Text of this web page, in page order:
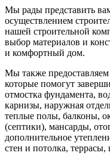
Мы рады представить
осуществлением
нашей строительной
выбор материалов и
и комфортный дом.
Мы также предоставляем
которые помогут
отмостка фундамента,
карнизы, наружная
теплые полы, балконы,
(септики), мансарды,
дополнительное
стен и потолка, террасы,